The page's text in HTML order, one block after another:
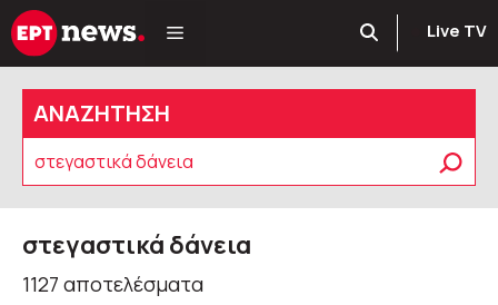
Μετάβαση
σε
περιεχόμενο
Live TV
ΑΝΑΖΗΤΗΣΗ
Αναζήτηση
στεγαστικά δάνεια
1127 αποτελέσματα